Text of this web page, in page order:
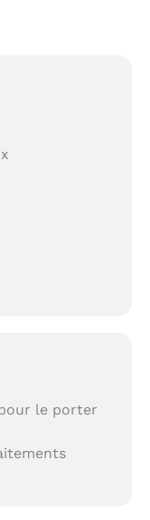
pour le porter